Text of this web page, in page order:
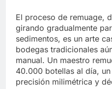
El proceso de remuage,
girando gradualmente
sedimentos, es un arte
bodegas tradicionales
manual. Un maestro
40.000 botellas al día,
precisión milimétrica y